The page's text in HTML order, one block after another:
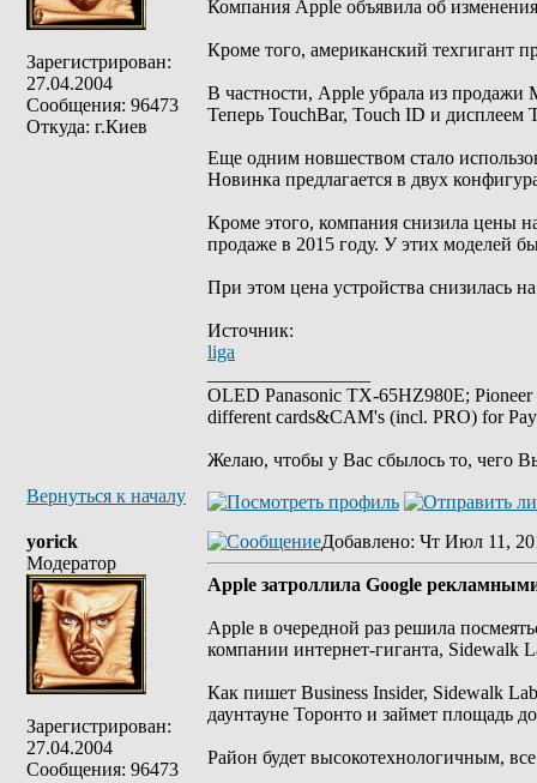
Зарегистрирован:
27.04.2004
Сообщения: 96473
Откуда: г.Киев
Компания Apple объявила об
Кроме того, американский техгигант
В частности, Apple убрала из продажи
Теперь TouchBar, Touch ID и
Еще одним новшеством стало
Новинка предлагается в двух
Кроме этого, компания снизила цены
продаже в 2015 году. У этих моделей
При этом цена устройства снизилась
Источник:
liga
OLED Panasonic TX-65HZ980E;
different cards&CAM's (incl. PRO) for
Желаю, чтобы у Вас сбылось то, чего
Вернуться к началу
yorick
Модератор
Зарегистрирован:
27.04.2004
Сообщения: 96473
Добавлено: Чт Июл 11,
Apple затроллила Google
Apple в очередной раз решила
компании интернет-гиганта, Sidewalk
Как пишет Business Insider, Sidewalk
даунтауне Торонто и займет площадь
Район будет высокотехнологичным,